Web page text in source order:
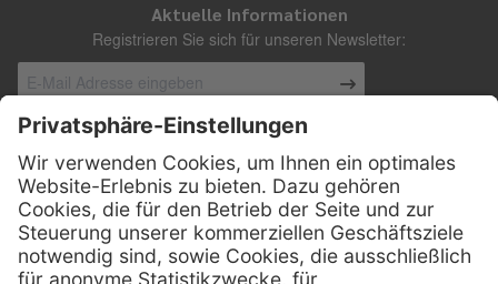
Aktuelle Informationen
Registrieren Sie sich für unseren Newsletter:
Kontakt
Henry Schein Medical Austria GmbH
Schönbrunner Straße 297
A-1120 Wien